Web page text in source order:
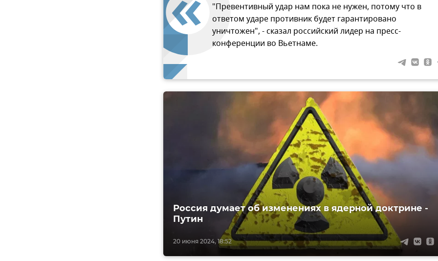
"Превентивный удар нам пока не нужен, потому что в
ответом ударе противник будет гарантировано
уничтожен", - сказал российский лидер на пресс-
конференции во Вьетнаме.
20 июня 2024, 18:52
Россия думает об изменениях в ядерной доктрине -
Путин